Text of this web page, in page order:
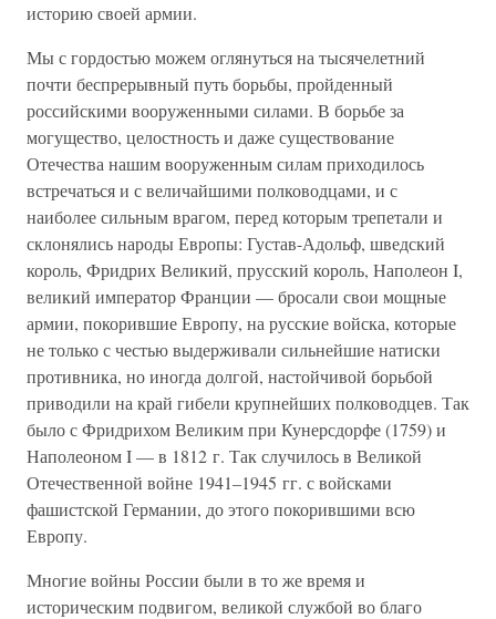
историю своей армии.
Мы с гордостью можем оглянуться на тысячелетний
почти беспрерывный путь борьбы, пройденный
российскими вооруженными силами. В борьбе за
могущество, целостность и даже существование
Отечества нашим вооруженным силам приходилось
встречаться и с величайшими полководцами, и с
наиболее сильным врагом, перед которым трепетали и
склонялись народы Европы: Густав-Адольф, шведский
король, Фридрих Великий, прусский король, Наполеон I,
великий император Франции — бросали свои мощные
армии, покорившие Европу, на русские войска, которые
не только с честью выдерживали сильнейшие натиски
противника, но иногда долгой, настойчивой борьбой
приводили на край гибели крупнейших полководцев. Так
было с Фридрихом Великим при Кунерсдорфе (1759) и
Наполеоном I — в 1812 г. Так случилось в Великой
Отечественной войне 1941–1945 гг. с войсками
фашистской Германии, до этого покорившими всю
Европу.
Многие войны России были в то же время и
историческим подвигом, великой службой во благо